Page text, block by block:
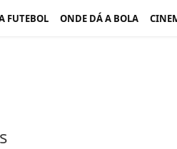
FUTEBOL ONDE DÁ A BOLA